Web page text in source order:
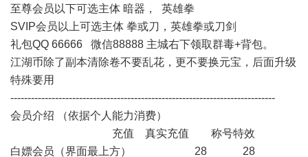
至尊会员以下可选主体 暗器， 英雄拳
SVIP会员以上可选主体 拳或刀，英雄拳或刀剑
礼包QQ 66666 微信88888 主城右下领取群毒+背包。
江湖币除了副本清除卷不要乱花，更不要换元宝，后面升级
特殊要用
-----------------------------------------------------------------------------
会员介绍 （依据个人能力消费）
充值 真实充值 称号特效
白嫖会员（界面最上方） 28 28